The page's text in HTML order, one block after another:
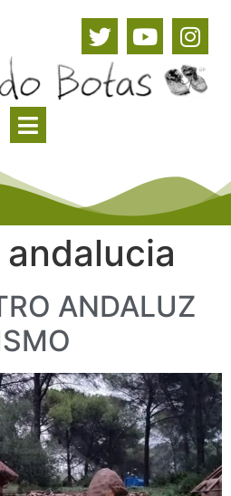
andalucia
ANDALUZ